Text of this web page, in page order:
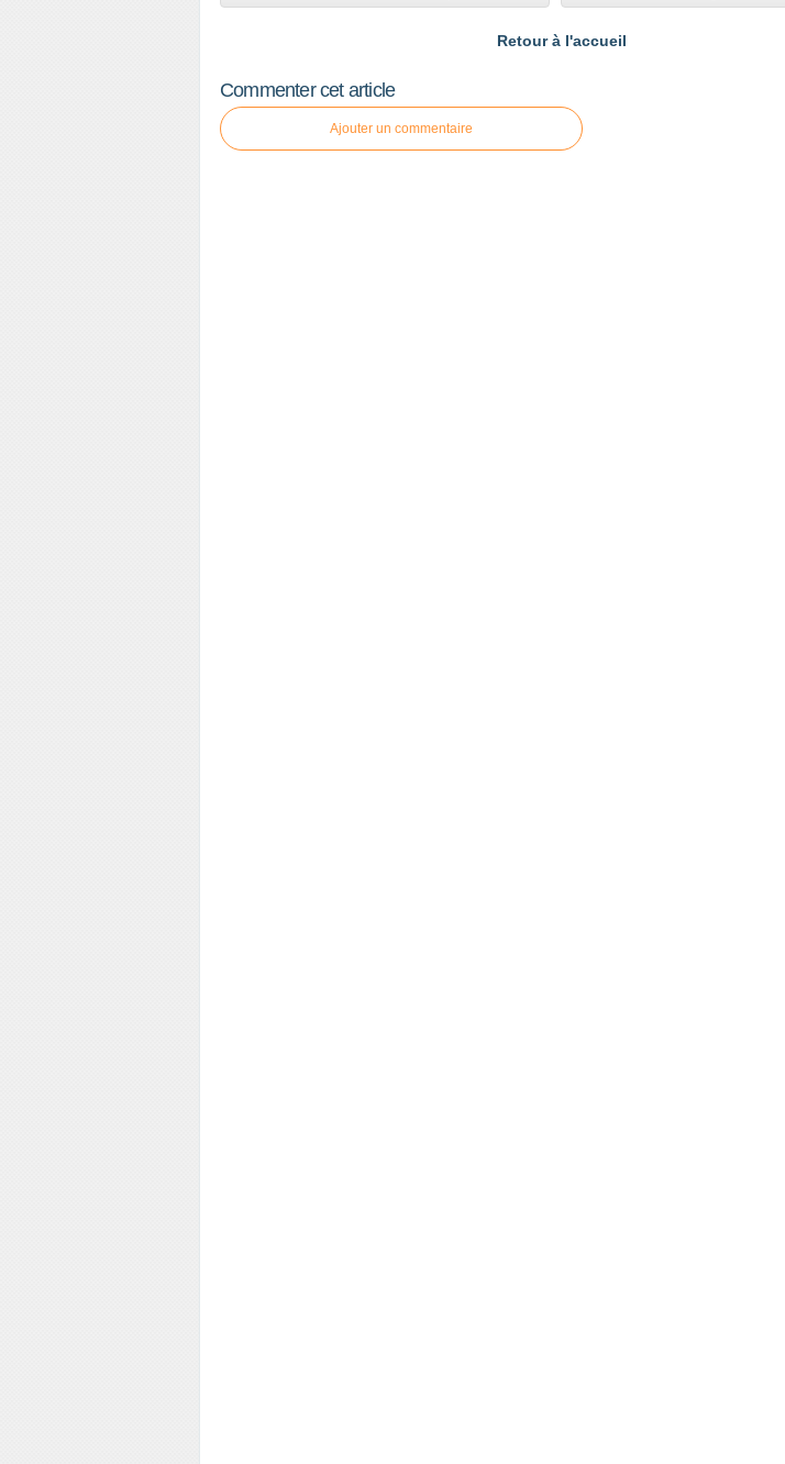
Retour à l'accueil
Commenter cet article
Ajouter un commentaire